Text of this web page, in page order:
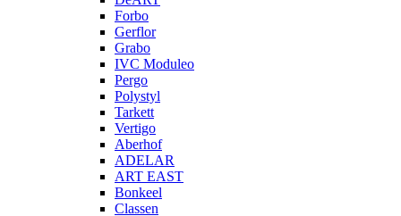
Forbo
Gerflor
Grabo
IVC Moduleo
Pergo
Polystyl
Tarkett
Vertigo
Aberhof
ADELAR
ART EAST
Bonkeel
Classen